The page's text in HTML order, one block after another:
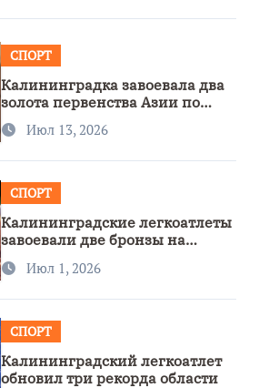
СПОРТ
Калининградка завоевала два
золота первенства Азии по
метанию ножа
Июл 13, 2026
СПОРТ
Калининградские легкоатлеты
завоевали две бронзы на
первенстве России
Июл 1, 2026
СПОРТ
Калининградский легкоатлет
обновил три рекорда области